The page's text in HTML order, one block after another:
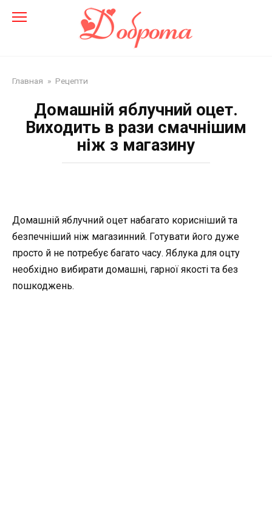
Главная » Рецепти
Домашній яблучний оцет.
Виходить в рази смачнішим
ніж з магазину
Домашній яблучний оцет набагато корисніший та
безпечніший ніж магазинний. Готувати його дуже
просто й не потребує багато часу. Яблука для оцту
необхідно вибирати домашні, гарної якості та без
пошкоджень.